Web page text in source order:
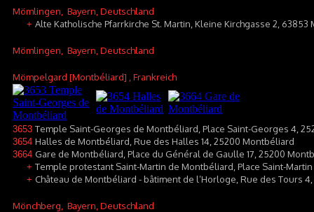
Mömlingen , Bayern, Deutschland
+ Alte Katholische Pfarrkirche St. Martin, Kleine Kirchgasse 2, 63853
Mömlingen , Bayern, Deutschland
Mömpelgard [Montbéliard] , Frankreich
3653 Temple Saint-Georges de Montbéliard, Place Saint-Georges 4,
3654 Halles de Montbéliard, Rue des Halles 14, 25200 Montbéliard
3664 Gare de Montbéliard, Place du Général de Gaulle 17, 25200
+ Temple protestant Saint-Martin de Montbéliard, Place Saint-
+ Château de Montbéliard - bâtiment de l’Horloge, Rue des Tours
Mönchberg , Bayern, Deutschland